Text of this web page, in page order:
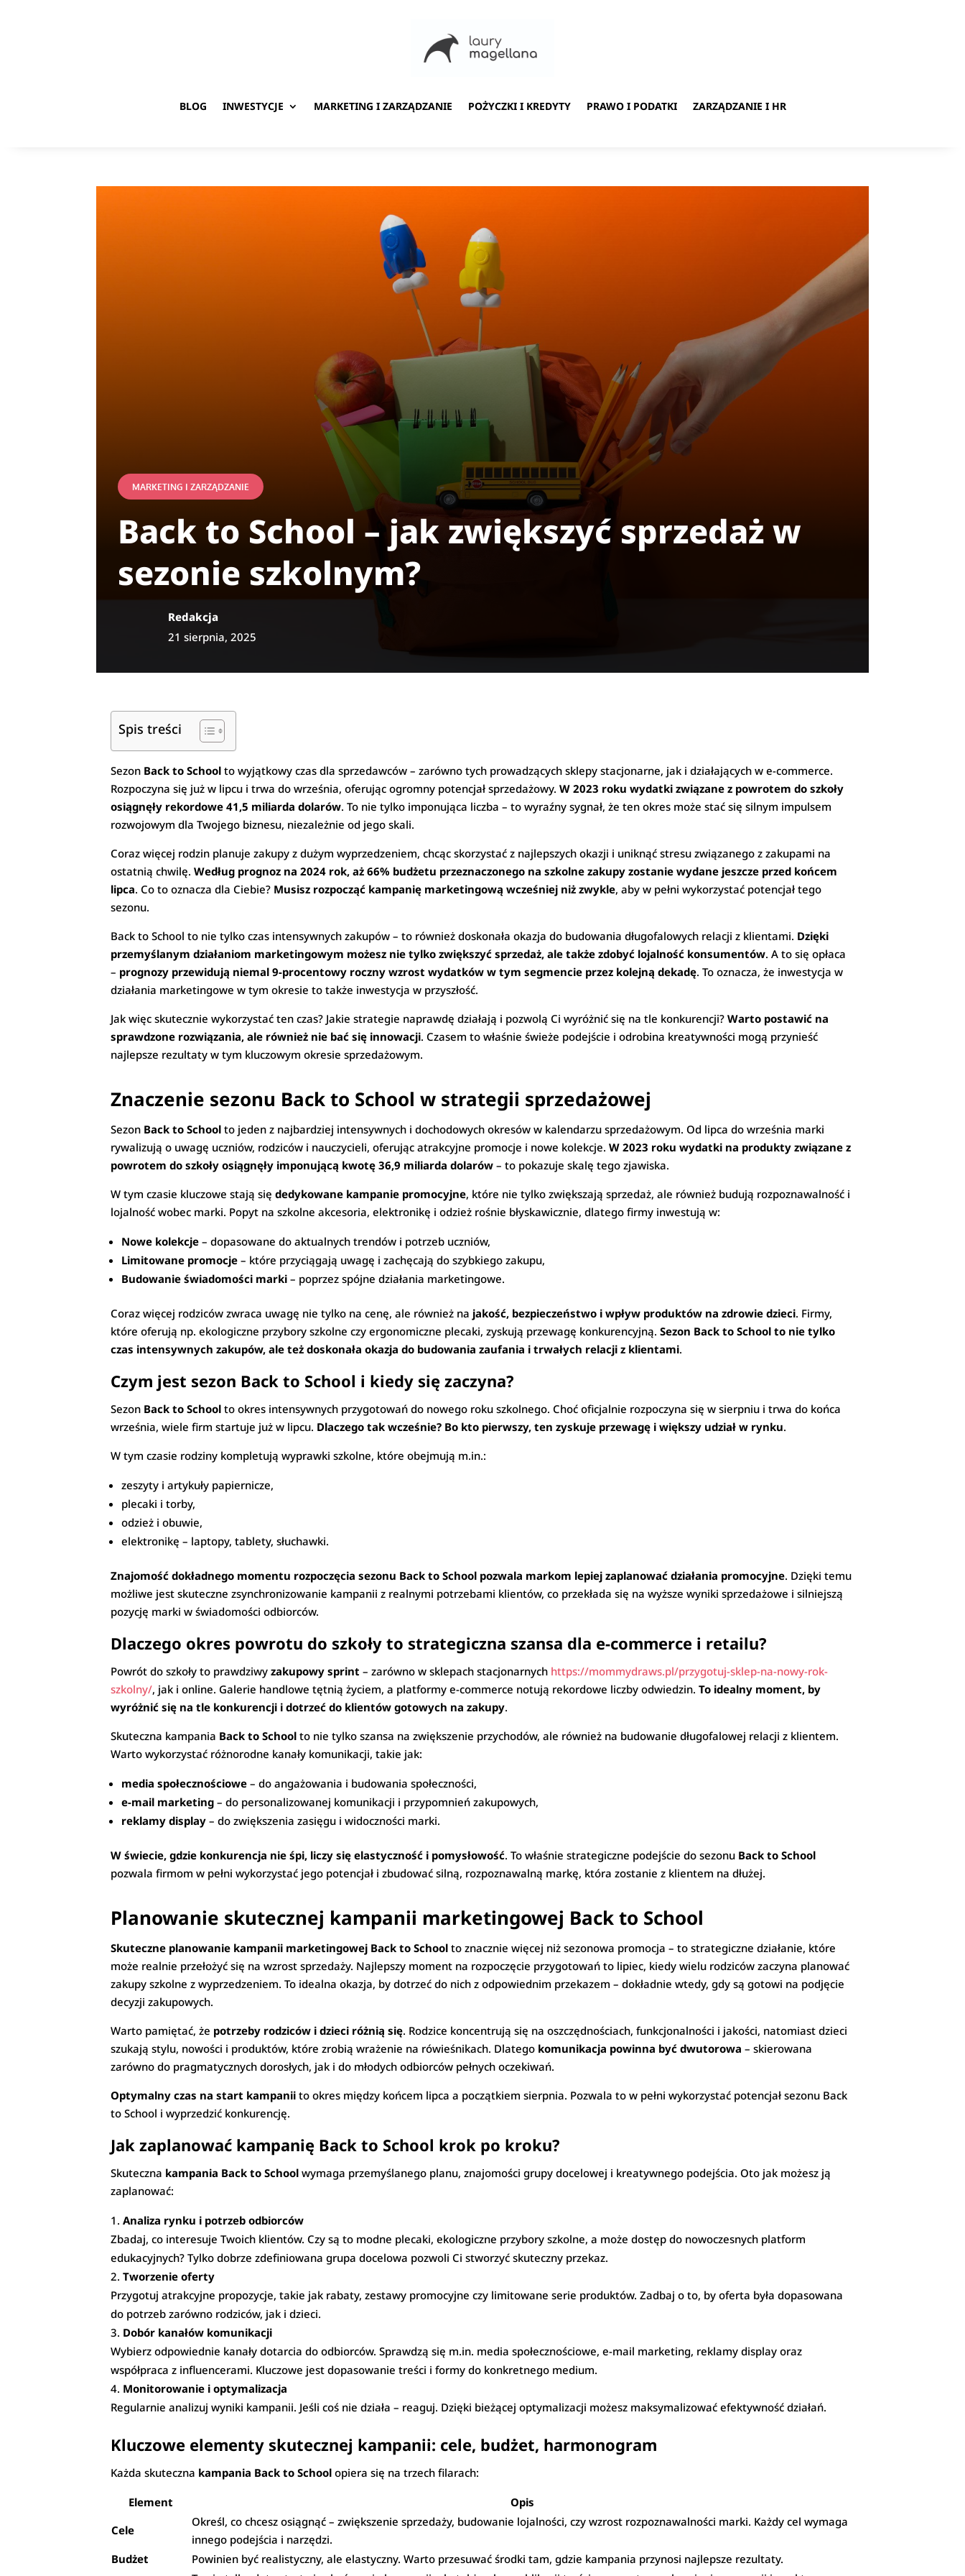
BLOG INWESTYCJE MARKETING I ZARZĄDZANIE POŻYCZKI I KREDYTY PRAWO I PODATKI ZARZĄDZANIE I HR
MARKETING I ZARZĄDZANIE
Back to School – jak zwiększyć sprzedaż w
sezonie szkolnym?
Redakcja
21 sierpnia, 2025
Spis treści
Sezon Back to School to wyjątkowy czas dla sprzedawców – zarówno tych prowadzących sklepy stacjonarne, jak i działających w e-commerce.
Rozpoczyna się już w lipcu i trwa do września, oferując ogromny potencjał sprzedażowy.W 2023 roku wydatki związane z powrotem do szkoły
osiągnęły rekordowe 41,5 miliarda dolarów. To nie tylko imponująca liczba – to wyraźny sygnał, że ten okres może stać się silnym impulsem
rozwojowym dla Twojego biznesu, niezależnie od jego skali.
Coraz więcej rodzin planuje zakupy z dużym wyprzedzeniem, chcąc skorzystać z najlepszych okazji i uniknąć stresu związanego z zakupami na
ostatnią chwilę.Według prognoz na 2024 rok, aż 66% budżetu przeznaczonego na szkolne zakupy zostanie wydane jeszcze przed końcem
lipca. Co to oznacza dla Ciebie? Musisz rozpocząć kampanię marketingową wcześniej niż zwykle, aby w pełni wykorzystać potencjał tego
sezonu.
Back to School to nie tylko czas intensywnych zakupów – to również doskonała okazja do budowania długofalowych relacji z klientami. Dzięki
przemyślanym działaniom marketingowym możesz nie tylko zwiększyć sprzedaż, ale także zdobyć lojalność konsumentów. A to się opłaca
– prognozy przewidują niemal 9-procentowy roczny wzrost wydatków w tym segmencie przez kolejną dekadę. To oznacza, że inwestycja w
działania marketingowe w tym okresie to także inwestycja w przyszłość.
Jak więc skutecznie wykorzystać ten czas? Jakie strategie naprawdę działają i pozwolą Ci wyróżnić się na tle konkurencji?Warto postawić na
sprawdzone rozwiązania, ale również nie bać się innowacji. Czasem to właśnie świeże podejście i odrobina kreatywności mogą przynieść
najlepsze rezultaty w tym kluczowym okresie sprzedażowym.
Znaczenie sezonu Back to School w strategii sprzedażowej
Sezon Back to School to jeden z najbardziej intensywnych i dochodowych okresów w kalendarzu sprzedażowym. Od lipca do września marki
rywalizują o uwagę uczniów, rodziców i nauczycieli, oferując atrakcyjne promocje i nowe kolekcje.W 2023 roku wydatki na produkty związane z
powrotem do szkoły osiągnęły imponującą kwotę 36,9 miliarda dolarów – to pokazuje skalę tego zjawiska.
W tym czasie kluczowe stają siędedykowane kampanie promocyjne, które nie tylko zwiększają sprzedaż, ale również budują rozpoznawalność i
lojalność wobec marki. Popyt na szkolne akcesoria, elektronikę i odzież rośnie błyskawicznie, dlatego firmy inwestują w:
Nowe kolekcje – dopasowane do aktualnych trendów i potrzeb uczniów,
Limitowane promocje – które przyciągają uwagę i zachęcają do szybkiego zakupu,
Budowanie świadomości marki – poprzez spójne działania marketingowe.
Coraz więcej rodziców zwraca uwagę nie tylko na cenę, ale również na jakość, bezpieczeństwo i wpływ produktów na zdrowie dzieci. Firmy,
które oferują np. ekologiczne przybory szkolne czy ergonomiczne plecaki, zyskują przewagę konkurencyjną.Sezon Back to School to nie tylko
czas intensywnych zakupów, ale też doskonała okazja do budowania zaufania i trwałych relacji z klientami.
Czym jest sezon Back to School i kiedy się zaczyna?
Sezon Back to School to okres intensywnych przygotowań do nowego roku szkolnego. Choć oficjalnie rozpoczyna się w sierpniu i trwa do końca
września, wiele firm startuje już w lipcu. Dlaczego tak wcześnie? Bo kto pierwszy, ten zyskuje przewagę i większy udział w rynku.
W tym czasie rodziny kompletują wyprawki szkolne, które obejmują m.in.:
zeszyty i artykuły papiernicze,
plecaki i torby,
odzież i obuwie,
elektronikę – laptopy, tablety, słuchawki.
Znajomość dokładnego momentu rozpoczęcia sezonu Back to School pozwala markom lepiej zaplanować działania promocyjne. Dzięki temu
możliwe jest skuteczne zsynchronizowanie kampanii z realnymi potrzebami klientów, co przekłada się na wyższe wyniki sprzedażowe i silniejszą
pozycję marki w świadomości odbiorców.
Dlaczego okres powrotu do szkoły to strategiczna szansa dla e-commerce i retailu?
Powrót do szkoły to prawdziwyzakupowy sprint – zarówno w sklepach stacjonarnych https://mommydraws.pl/przygotuj-sklep-na-nowy-rok-
szkolny/, jak i online. Galerie handlowe tętnią życiem, a platformy e-commerce notują rekordowe liczby odwiedzin.To idealny moment, by
wyróżnić się na tle konkurencji i dotrzeć do klientów gotowych na zakupy.
Skuteczna kampania Back to School to nie tylko szansa na zwiększenie przychodów, ale również na budowanie długofalowej relacji z klientem.
Warto wykorzystać różnorodne kanały komunikacji, takie jak:
media społecznościowe – do angażowania i budowania społeczności,
e-mail marketing – do personalizowanej komunikacji i przypomnień zakupowych,
reklamy display – do zwiększenia zasięgu i widoczności marki.
W świecie, gdzie konkurencja nie śpi, liczy się elastyczność i pomysłowość. To właśnie strategiczne podejście do sezonu Back to School
pozwala firmom w pełni wykorzystać jego potencjał i zbudować silną, rozpoznawalną markę, która zostanie z klientem na dłużej.
Planowanie skutecznej kampanii marketingowej Back to School
Skuteczne planowanie kampanii marketingowej Back to School to znacznie więcej niż sezonowa promocja – to strategiczne działanie, które
może realnie przełożyć się na wzrost sprzedaży. Najlepszy moment na rozpoczęcie przygotowań to lipiec, kiedy wielu rodziców zaczyna planować
zakupy szkolne z wyprzedzeniem. To idealna okazja, by dotrzeć do nich z odpowiednim przekazem – dokładnie wtedy, gdy są gotowi na podjęcie
decyzji zakupowych.
Warto pamiętać, że potrzeby rodziców i dzieci różnią się. Rodzice koncentrują się na oszczędnościach, funkcjonalności i jakości, natomiast dzieci
szukają stylu, nowości i produktów, które zrobią wrażenie na rówieśnikach. Dlatego komunikacja powinna być dwutorowa – skierowana
zarówno do pragmatycznych dorosłych, jak i do młodych odbiorców pełnych oczekiwań.
Optymalny czas na start kampanii to okres między końcem lipca a początkiem sierpnia. Pozwala to w pełni wykorzystać potencjał sezonu Back
to School i wyprzedzić konkurencję.
Jak zaplanować kampanię Back to School krok po kroku?
Skuteczna kampania Back to School wymaga przemyślanego planu, znajomości grupy docelowej i kreatywnego podejścia. Oto jak możesz ją
zaplanować:
Analiza rynku i potrzeb odbiorców
Zbadaj, co interesuje Twoich klientów. Czy są to modne plecaki, ekologiczne przybory szkolne, a może dostęp do nowoczesnych platform
edukacyjnych? Tylko dobrze zdefiniowana grupa docelowa pozwoli Ci stworzyć skuteczny przekaz.
Tworzenie oferty
Przygotuj atrakcyjne propozycje, takie jak rabaty, zestawy promocyjne czy limitowane serie produktów. Zadbaj o to, by oferta była dopasowana
do potrzeb zarówno rodziców, jak i dzieci.
Dobór kanałów komunikacji
Wybierz odpowiednie kanały dotarcia do odbiorców. Sprawdzą się m.in. media społecznościowe, e-mail marketing, reklamy display oraz
współpraca z influencerami. Kluczowe jest dopasowanie treści i formy do konkretnego medium.
Monitorowanie i optymalizacja
Regularnie analizuj wyniki kampanii. Jeśli coś nie działa – reaguj. Dzięki bieżącej optymalizacji możesz maksymalizować efektywność działań.
Kluczowe elementy skutecznej kampanii: cele, budżet, harmonogram
Każda skuteczna kampania Back to School opiera się na trzech filarach:
Element
Opis
Cele
Określ, co chcesz osiągnąć – zwiększenie sprzedaży, budowanie lojalności, czy wzrost rozpoznawalności marki. Każdy cel wymaga
innego podejścia i narzędzi.
Budżet
Powinien być realistyczny, ale elastyczny. Warto przesuwać środki tam, gdzie kampania przynosi najlepsze rezultaty.